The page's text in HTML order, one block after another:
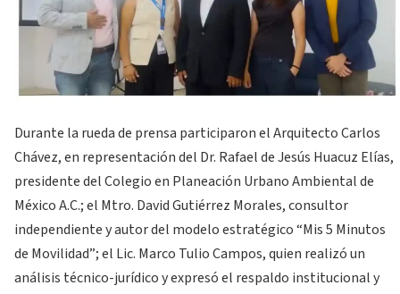
Durante la rueda de prensa participaron el Arquitecto Carlos
Chávez, en representación del Dr. Rafael de Jesús Huacuz Elías,
presidente del Colegio en Planeación Urbano Ambiental de
México A.C.; el Mtro. David Gutiérrez Morales, consultor
independiente y autor del modelo estratégico “Mis 5 Minutos
de Movilidad”; el Lic. Marco Tulio Campos, quien realizó un
análisis técnico-jurídico y expresó el respaldo institucional y